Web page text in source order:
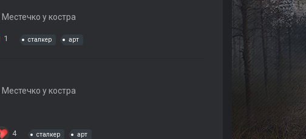
Местечко у костра
1 сталкер арт
Местечко у костра
4 сталкер арт